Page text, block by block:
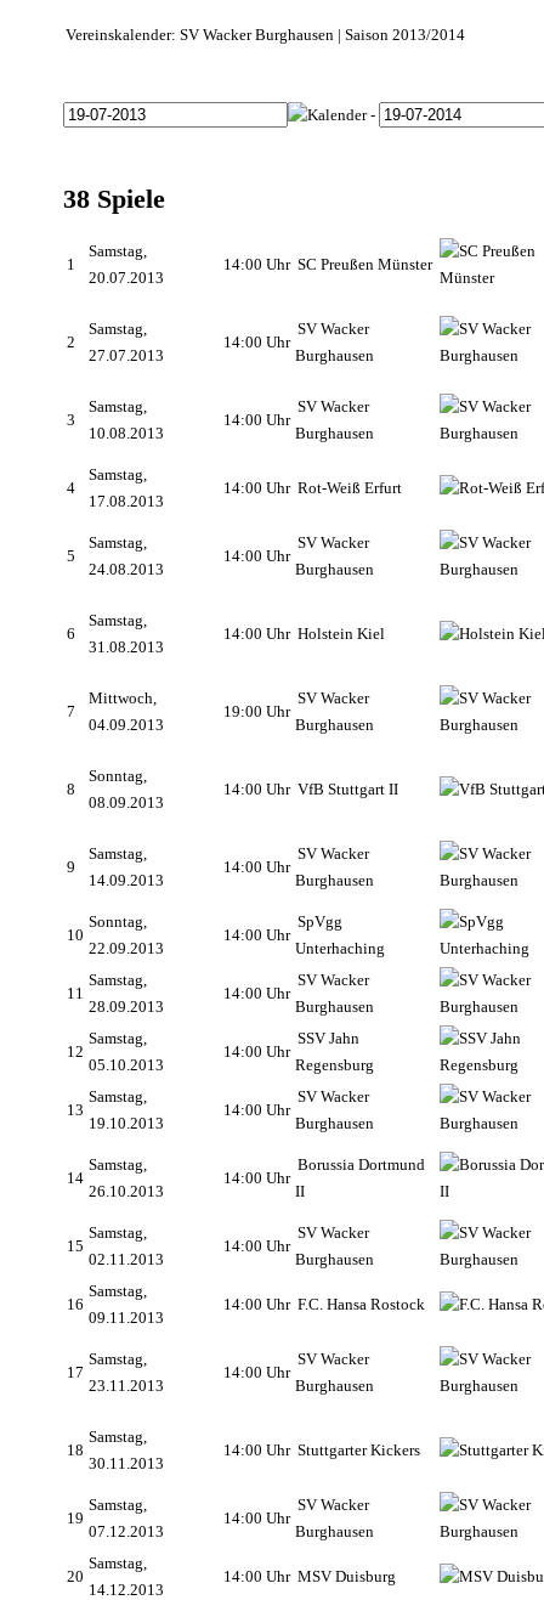
Vereinskalender: SV Wacker Burghausen | Saison 2013/2014
-
38 Spiele
1
Samstag,
20.07.2013
14:00 Uhr SC Preußen Münster
2
Samstag,
27.07.2013
14:00 Uhr
SV Wacker
Burghausen
3
Samstag,
10.08.2013
14:00 Uhr
SV Wacker
Burghausen
4
Samstag,
17.08.2013
14:00 Uhr Rot-Weiß Erfurt
5
Samstag,
24.08.2013
14:00 Uhr
SV Wacker
Burghausen
6
Samstag,
31.08.2013
14:00 Uhr Holstein Kiel
7
Mittwoch,
04.09.2013
19:00 Uhr
SV Wacker
Burghausen
8
Sonntag,
08.09.2013
14:00 Uhr VfB Stuttgart II
9
Samstag,
14.09.2013
14:00 Uhr
SV Wacker
Burghausen
10
Sonntag,
22.09.2013
14:00 Uhr
SpVgg
Unterhaching
11
Samstag,
28.09.2013
14:00 Uhr
SV Wacker
Burghausen
12
Samstag,
05.10.2013
14:00 Uhr
SSV Jahn
Regensburg
13
Samstag,
19.10.2013
14:00 Uhr
SV Wacker
Burghausen
14
Samstag,
26.10.2013
14:00 Uhr
Borussia Dortmund
II
15
Samstag,
02.11.2013
14:00 Uhr
SV Wacker
Burghausen
16
Samstag,
09.11.2013
14:00 Uhr F.C. Hansa Rostock
17
Samstag,
23.11.2013
14:00 Uhr
SV Wacker
Burghausen
18
Samstag,
30.11.2013
14:00 Uhr Stuttgarter Kickers
19
Samstag,
07.12.2013
14:00 Uhr
SV Wacker
Burghausen
20
Samstag,
14.12.2013
14:00 Uhr MSV Duisburg